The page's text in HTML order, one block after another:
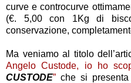
curve e controcurve
(€. 5,00 con 1Kg di
conservazione,
Ma veniamo al titolo
Angelo Custode, io ho
CUSTODE” che si